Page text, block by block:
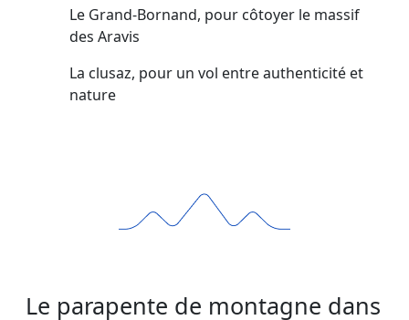
Le Grand-Bornand, pour côtoyer le massif
des Aravis
La clusaz, pour un vol entre authenticité et
nature
Le parapente de montagne dans